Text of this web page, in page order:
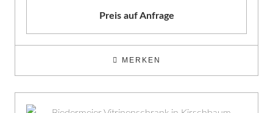
Preis auf Anfrage
MERKEN